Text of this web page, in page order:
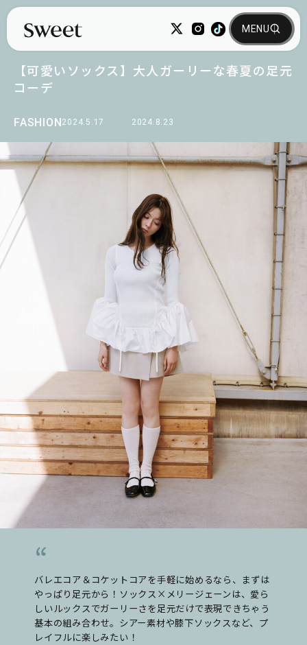
FASHION2024.5.17 2024.8.23
【可愛いソックス】大人ガーリーな春夏の足元
コーデ
バレエコア＆コケットコアを手軽に始めるなら、まずは
やっぱり足元から！ソックス×メリージェーンは、愛ら
しいルックスでガーリーさを足元だけで表現できちゃう
基本の組み合わせ。シアー素材や膝下ソックスなど、プ
レイフルに楽しみたい！